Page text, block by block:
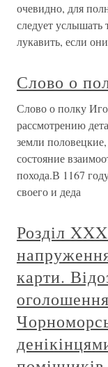
очевидно, для
следует
лукавить, если
Слово о
Слово о полку
рассмотрению
земли
состояние
похода.В 1167
своего и деда
Розділ
карти.